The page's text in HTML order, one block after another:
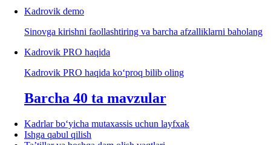
Kadrovik demo
Sinovga kirishni faollashtiring va barcha afzalliklarni baholang
Kadrovik PRO haqida
Kadrovik PRO haqida koʻproq bilib oling
Barcha 40 ta mavzular
Kadrlar boʻyicha mutaхassis uchun layfхak
Ishga qabul qilish